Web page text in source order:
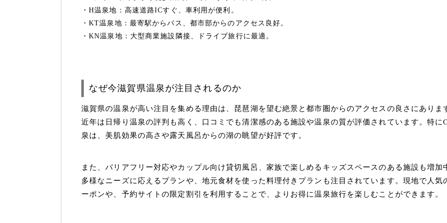
H温泉地：高速道路ICすぐ、車利用が便利。
KT温泉地：最寄駅からバス、都市部からのアクセス良好。
KN温泉地：大型商業施設隣接、ドライブ旅行に最適。
なぜ今滋賀県温泉が注目されるのか
滋賀県の温泉が高い注目を集める理由は、琵琶湖を望む絶景と都市圏からのアクセスの良さにありま
近年は日帰り温泉の評判も高く、口コミでも清潔感のある施設や温泉の質が評価されています。特に
泉は、美肌効果の高さや露天風呂からの湖の眺望が好評です。
また、バリアフリー対応やカップル向け貸切風呂、家族で楽しめるキッズスペースのある施設も増加
多様なニーズに応えるプランや、地元食材を使った料理付きプランも注目されています。現地で人気
ーポンや、予約サイトの限定割引を利用することで、よりお得に温泉旅行を楽しむことができます。